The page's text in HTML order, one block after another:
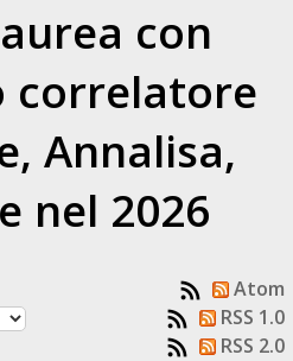
con
correlatore
Annalisa,
nel 2026
Atom
RSS 1.0
RSS 2.0